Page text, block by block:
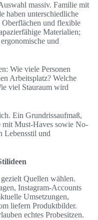
massiv. Familie mit
haben unterschiedliche
Oberflächen und flexible
Materialien;
und
Wie viele Personen
Arbeitsplatz? Welche
viel Stauraum wird
Ein Grundrissaufmaß,
mit Must-Haves sowie No-
Lebensstil und
Quellen wählen.
Instagram-Accounts
Umsetzungen,
liefern Produktbilder.
echtes Probesitzen.